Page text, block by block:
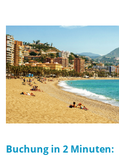
Buchung in 2 Minuten: